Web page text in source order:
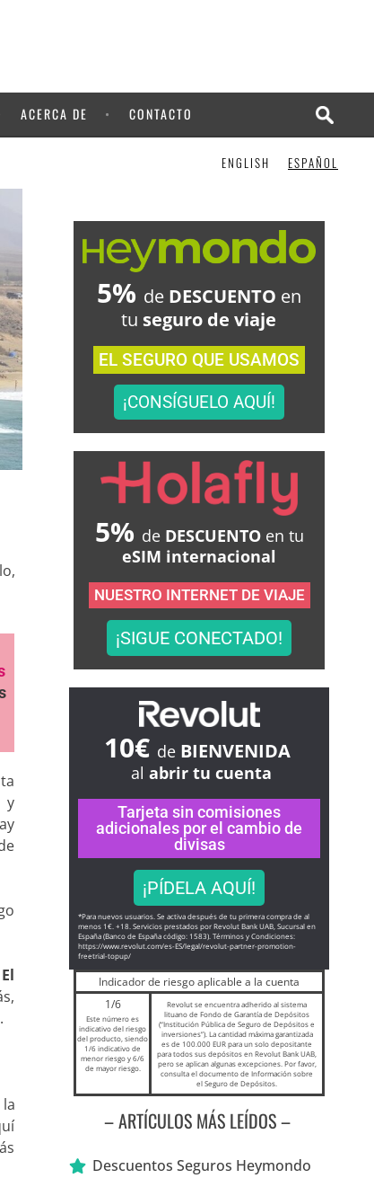
ACERCA DE CONTACTO
ENGLISH ESPAÑOL
y
5% deDESCUENTO en
tu seguro de viaje
EL SEGURO QUE USAMOS
¡CONSÍGUELO AQUÍ!
5% de DESCUENTO en tu
eSIM internacional
NUESTRO INTERNET DE VIAJE
¡SIGUE CONECTADO!
10€ de BIENVENIDA
al abrir tu cuenta
Tarjeta sin comisiones
adicionales por el cambio de
divisas
¡PÍDELA AQUÍ!
*Para nuevos usuarios. Se activa después de tu primera compra de al
menos 1€. +18. Servicios prestados por Revolut Bank UAB, Sucursal en
España (Banco de España código: 1583). Términos y Condiciones:
https://www.revolut.com/es-ES/legal/revolut-partner-promotion-
freetrial-topup/
Indicador de riesgo aplicable a la cuenta
1/6
Este número es
indicativo del riesgo
del producto, siendo
1/6 indicativo de
menor riesgo y 6/6
de mayor riesgo.
Revolut se encuentra adherido al sistema
lituano de Fondo de Garantía de Depósitos
(“Institución Pública de Seguro de Depósitos e
inversiones”). La cantidad máxima garantizada
es de 100.000 EUR para un solo depositante
para todos sus depósitos en Revolut Bank UAB,
pero se aplican algunas excepciones. Por favor,
consulta el documento de Información sobre
el Seguro de Depósitos.
– ARTÍCULOS MÁS LEÍDOS –
Descuentos Seguros Heymondo